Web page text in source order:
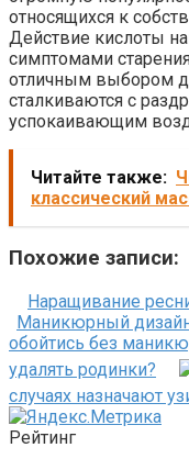
относящихся к
Действие кислоты
симптомами
отличным выбором
сталкиваются с
успокаивающим
Читайте также:
классический
Похожие записи:
Наращивание
Маникюрный
обойтись без
удалять родинки?
случаях назначают
Рейтинг